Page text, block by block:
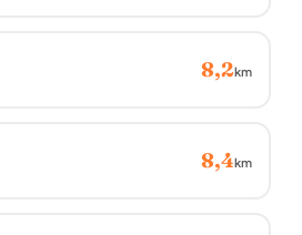
8,2km
8,4km